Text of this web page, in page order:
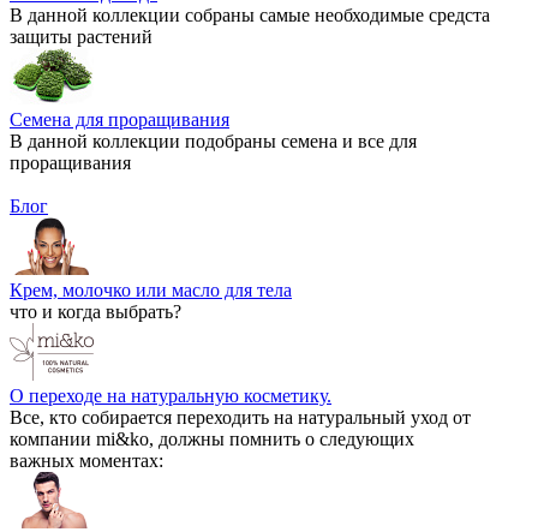
В данной коллекции собраны самые необходимые средста
защиты растений
Семена для проращивания
В данной коллекции подобраны семена и все для
проращивания
Блог
Крем, молочко или масло для тела
что и когда выбрать?
О переходе на натуральную косметику.
Все, кто собирается переходить на натуральный уход от
компании mi&ko, должны помнить о следующих
важных моментах: